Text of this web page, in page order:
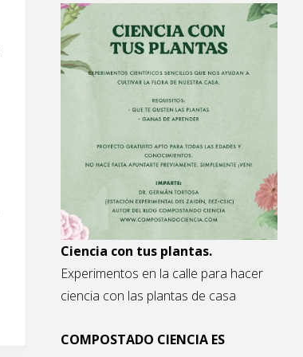
Ciencia con tus plantas.
Experimentos en la calle para hacer
ciencia con las plantas de casa
COMPOSTADO CIENCIA ES